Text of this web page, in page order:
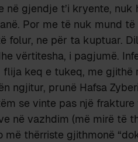
në gjendje t’i kryente,
Por me të nuk mund
folur, ne për ta kuptuar.
vërtitesha, i pagjumë.
keq e tukeq, me gjithë
ngjitur, prunë Hafsa
se vinte pas një
në vazhdim (më mirë të
më thërriste gjithmonë